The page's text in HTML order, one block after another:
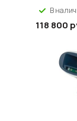
В
118 800